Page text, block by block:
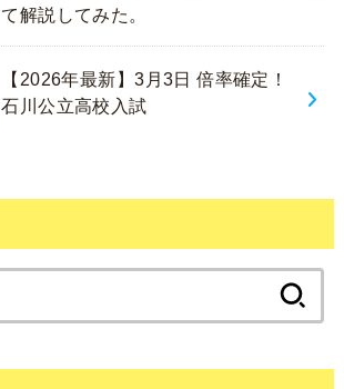
て解説してみた。
【2026年最新】3月3日 倍率確定！
石川公立高校入試
索: